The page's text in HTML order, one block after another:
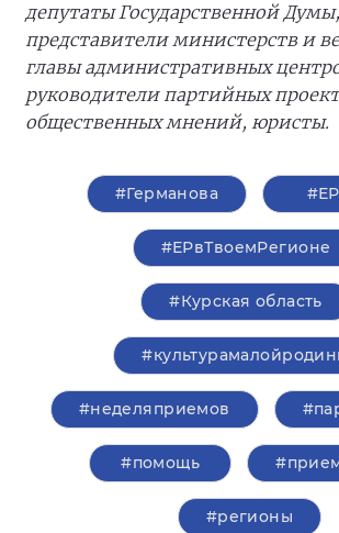
депутаты Государственной Думы,
представители министерств и
главы административных
руководители партийных
общественных мнений, юристы.
#Германова
#ЕРвТвоемРегионе
#Курская область
#неделяприемов
#помощь
#регионы